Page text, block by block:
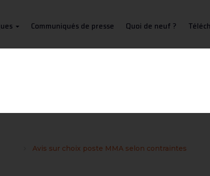
Communiqués de presse Quoi de neuf ?
Avis sur choix poste MMA selon contraintes